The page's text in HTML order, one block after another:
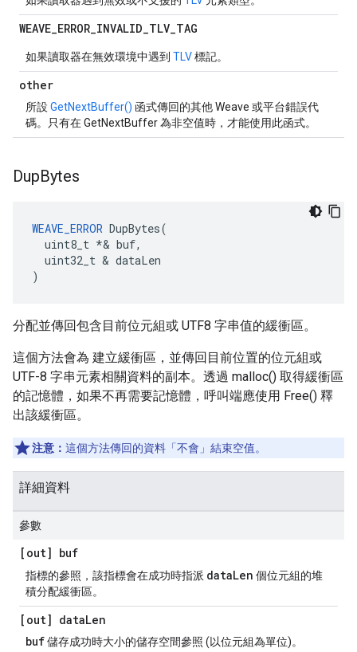
WEAVE_ERROR_INVALID_TLV_TAG
如果讀取器在無效環境中遇到 TLV標記。
other
所設 GetNextBuffer() 函式傳回的其他 Weave 或平台錯誤代
碼。只有在 GetNextBuffer 為非空值時，才能使用此函式。
DupBytes
WEAVE_ERROR DupBytes(
  uint8_t *& buf,
  uint32_t & dataLen
)
分配並傳回包含目前位元組或 UTF8 字串值的緩衝區。
這個方法會為 建立緩衝區，並傳回目前位置的位元組或
UTF-8 字串元素相關資料的副本。透過 malloc() 取得緩衝區
的記憶體，如果不再需要記憶體，呼叫端應使用 Free() 釋
出該緩衝區。
注意： 這個方法傳回的資料「不會」結束空值。
詳細資料
參數
[out] buf
指標的參照，該指標會在成功時指派 dataLen 個位元組的堆
積分配緩衝區。
[out] dataLen
buf儲存成功時大小的儲存空間參照 (以位元組為單位)。